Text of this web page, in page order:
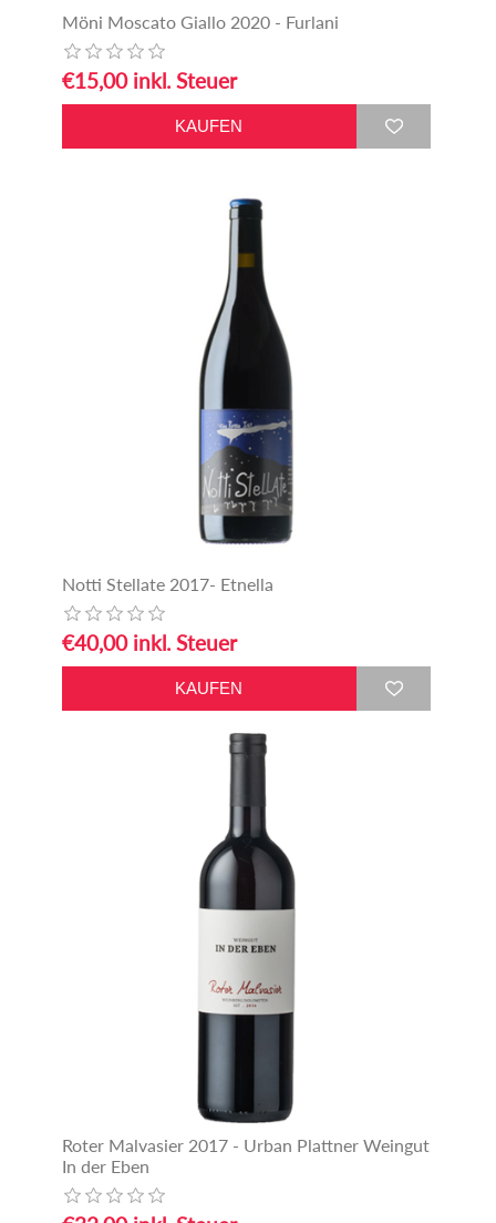
Möni Moscato Giallo 2020 - Furlani
€15,00 inkl. Steuer
Notti Stellate 2017- Etnella
€40,00 inkl. Steuer
Roter Malvasier 2017 - Urban Plattner Weingut
In der Eben